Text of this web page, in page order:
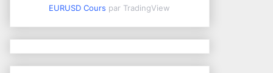
EURUSD Cours par TradingView